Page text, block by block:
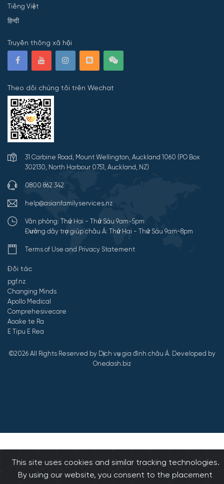
Tiếng Việt
हिन्दी
Truyền thông xã hội
Theo dõi chúng tôi trên Wechat
31 Carbine Road, Mount Wellington, Auckland 1060 (PO Box
302130, North Harbour 0751, Auckland, NZ)
0800 862 342
help@asianfamilyservices.nz
Văn phòng: Thứ Hai - Thứ Sáu 9am-5pm
Đường dây trợ giúp châu Á: Thứ Hai - Thứ Sáu 9am-8pm
Terms of Use and Privacy Statement
Đối tác
pgf.nz
Changing Minds
Apollo Medical
Comprehesivecare
Aoake te Ra
E Tipu E Rea
©2026 All Rights Reserved by Dịch vụ gia đình châu Á. Developed by
Onedash.biz
This site uses cookies and similar tracking technologies.
By using our website, you consent to the placement